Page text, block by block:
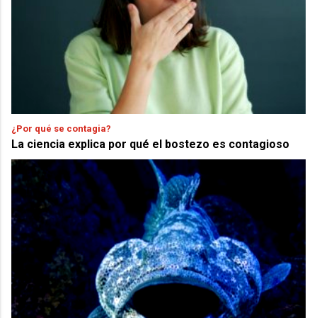
¿Por qué se contagia?
La ciencia explica por qué el bostezo es contagioso